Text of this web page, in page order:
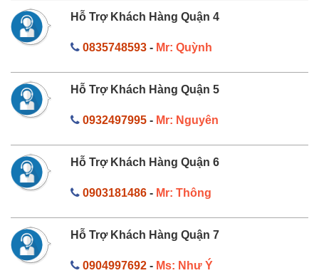
Hỗ Trợ Khách Hàng Quận 4
0835748593- Mr: Quỳnh
Hỗ Trợ Khách Hàng Quận 5
0932497995- Mr: Nguyên
Hỗ Trợ Khách Hàng Quận 6
0903181486- Mr: Thông
Hỗ Trợ Khách Hàng Quận 7
0904997692- Ms: Như Ý